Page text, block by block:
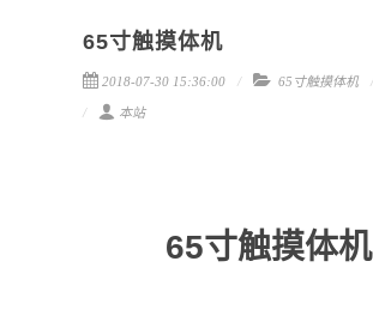
65寸触摸体机
2018-07-30 15:36:00 65寸触摸体机
本站
65寸触摸体机